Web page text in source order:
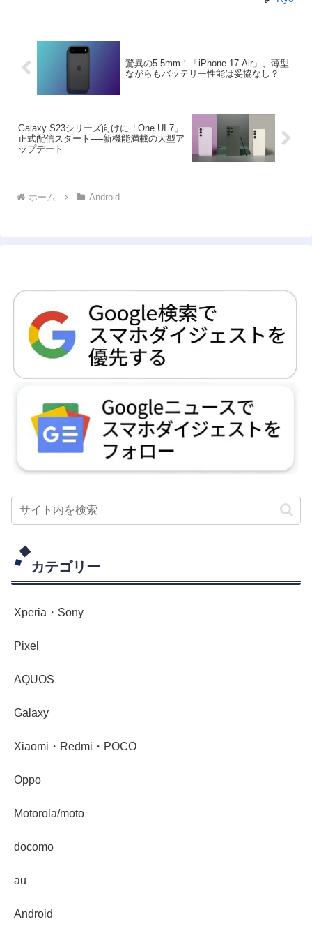
驚異の5.5mm！「iPhone 17 Air」、薄型
ながらもバッテリー性能は妥協なし？
Galaxy S23シリーズ向けに「One UI 7」
正式配信スタート──新機能満載の大型ア
ップデート
ホーム Android
カテゴリー
Xperia・Sony
Pixel
AQUOS
Galaxy
Xiaomi・Redmi・POCO
Oppo
Motorola/moto
docomo
au
Android